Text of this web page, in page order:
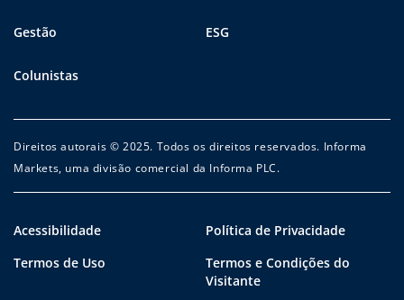
Gestão ESG
Colunistas
Direitos autorais © 2025. Todos os direitos reservados. Informa
Markets, uma divisão comercial da Informa PLC.
Acessibilidade
Política de Privacidade
Termos de Uso
Termos e Condições do
Visitante